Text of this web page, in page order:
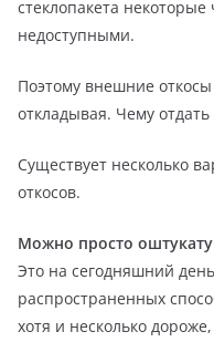
стеклопакета некоторые
недоступными.
Поэтому внешние
откладывая. Чему
Существует несколько
откосов.
Можно просто
Это на сегодняшний
распространенных
хотя и несколько